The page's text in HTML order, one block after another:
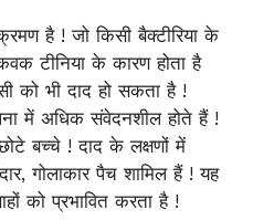
है ! जो किसी बैक्टीरिया के
टीनिया के कारण होता है
को भी दाद हो सकता है !
में अधिक संवेदनशील होते हैं !
बच्चे ! दाद के लक्षणों में
गोलाकार पैच शामिल हैं ! यह
को प्रभावित करता है !